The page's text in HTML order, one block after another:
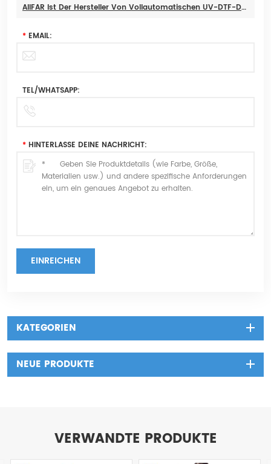
AIIFAR Ist Der Hersteller Von Vollautomatischen UV-DTF-Druckern Mit Echtzeit-Druckqualitätsüberwachung Für Optimale Übertragungen
* EMAIL:
TEL/WHATSAPP:
* HINTERLASSE DEINE NACHRICHT:
EINREICHEN
KATEGORIEN
NEUE PRODUKTE
VERWANDTE PRODUKTE